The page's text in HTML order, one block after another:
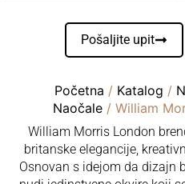
Pošaljite upit
Početna / Katalog /
Naočale/ William
William Morris London
britanske elegancije,
Osnovan s idejom da dizajn